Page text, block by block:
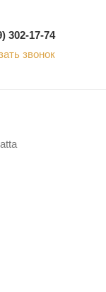
302-17-74
звонок